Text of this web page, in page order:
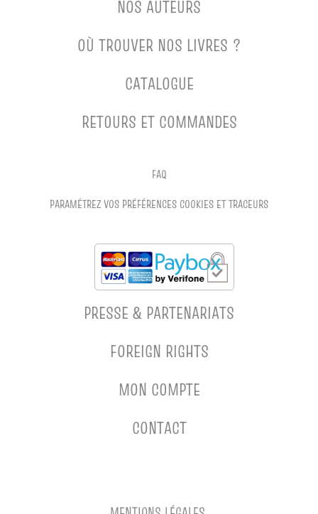
NOS AUTEURS
OÙ TROUVER NOS LIVRES ?
CATALOGUE
RETOURS ET COMMANDES
FAQ
PARAMÉTREZ VOS PRÉFÉRENCES COOKIES ET TRACEURS
PRESSE & PARTENARIATS
FOREIGN RIGHTS
MON COMPTE
CONTACT